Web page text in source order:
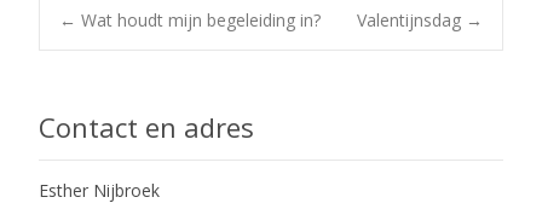
Post
navigation
← Wat houdt mijn begeleiding in? Valentijnsdag →
Contact en adres
Esther Nijbroek